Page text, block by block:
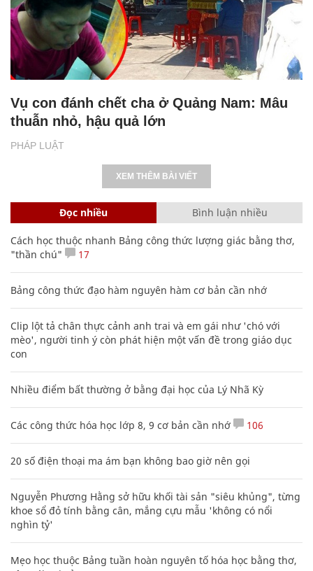
PHÁP LUẬT
Vụ con đánh chết cha ở Quảng Nam: Mâu
thuẫn nhỏ, hậu quả lớn
XEM THÊM BÀI VIẾT
Đọc nhiều Bình luận nhiều
Cách học thuộc nhanh Bảng công thức lượng giác bằng thơ,
"thần chú"
17
Bảng công thức đạo hàm nguyên hàm cơ bản cần nhớ
Clip lột tả chân thực cảnh anh trai và em gái như 'chó với
mèo', người tinh ý còn phát hiện một vấn đề trong giáo dục
con
Nhiều điểm bất thường ở bằng đại học của Lý Nhã Kỳ
Các công thức hóa học lớp 8, 9 cơ bản cần nhớ 106
20 số điện thoại ma ám bạn không bao giờ nên gọi
Nguyễn Phương Hằng sở hữu khối tài sản "siêu khủng", từng
khoe sổ đỏ tính bằng cân, mắng cựu mẫu 'không có nổi
nghìn tỷ'
Mẹo học thuộc Bảng tuần hoàn nguyên tố hóa học bằng thơ,